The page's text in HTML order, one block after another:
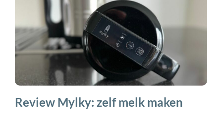
Review Mylky: zelf melk maken